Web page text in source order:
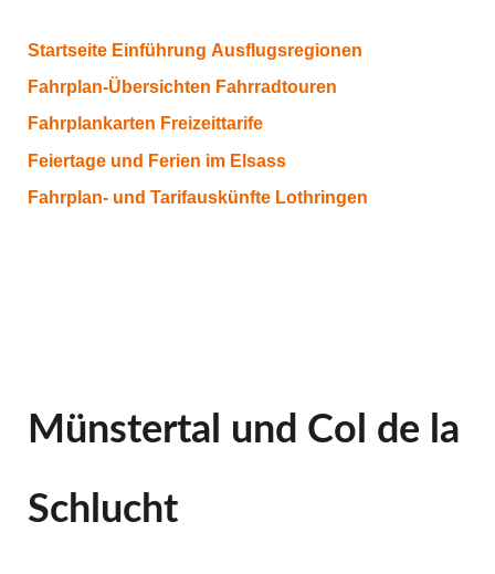
Startseite Einführung Ausflugsregionen
Fahrplan-Übersichten Fahrradtouren
Fahrplankarten Freizeittarife
Feiertage und Ferien im Elsass
Fahrplan- und Tarifauskünfte Lothringen
Münstertal und Col de la
Schlucht